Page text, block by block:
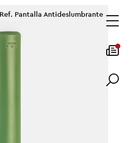
Ref. Pantalla Antideslumbrante